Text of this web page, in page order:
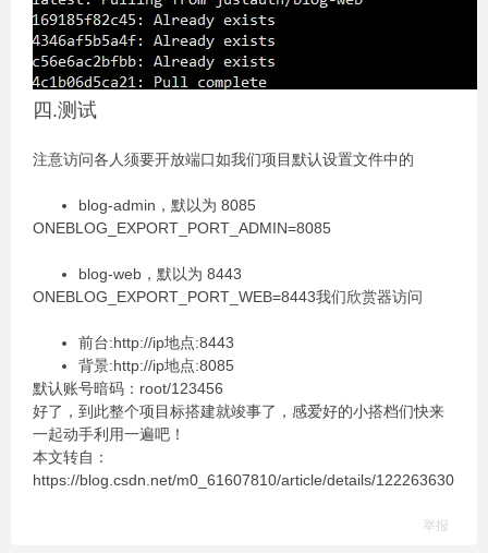
四.测试
注意访问各人须要开放端口如我们项目默认设置文件中的
blog-admin，默以为 8085
ONEBLOG_EXPORT_PORT_ADMIN=8085
blog-web，默以为 8443
ONEBLOG_EXPORT_PORT_WEB=8443我们欣赏器访问
前台:http://ip地点:8443
背景:http://ip地点:8085
默认账号暗码：root/123456
好了，到此整个项目标搭建就竣事了，感爱好的小搭档们快来
一起动手利用一遍吧！
本文转自：
https://blog.csdn.net/m0_61607810/article/details/122263630
举报